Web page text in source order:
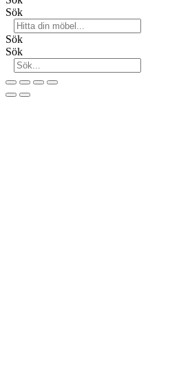
Sök
Sök
Sök